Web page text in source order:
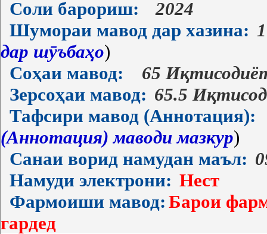
Соли барориш:
2024
Шумораи мавод дар хазина: 1
дар шӯъбаҳо)
Соҳаи мавод:
65
Зерсоҳаи мавод: 65.5
Тафсири мавод (Аннотация):
(Аннотация) маводи мазкур)
Санаи ворид намудан маъл:
Намуди электрони: Нест
Фармоиши мавод: Барои
гардед